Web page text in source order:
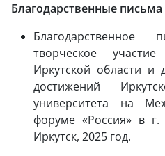
Благодарственные письма
творческое
Иркутской области и
достижений
университета на
форуме «Россия» в
Иркутск, 2025 год.